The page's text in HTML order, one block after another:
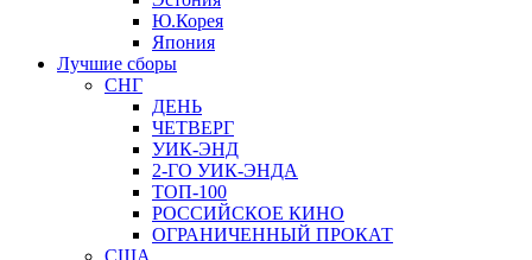
Ю.Корея
Япония
Лучшие сборы
СНГ
ДЕНЬ
ЧЕТВЕРГ
УИК-ЭНД
2-ГО УИК-ЭНДА
ТОП-100
РОССИЙСКОЕ КИНО
ОГРАНИЧЕННЫЙ ПРОКАТ
США